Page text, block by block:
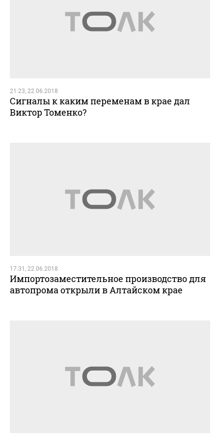
21:23, 22.06.2018
Сигналы к каким переменам в крае дал
Виктор Томенко?
17:31, 22.06.2018
Импортозаместительное производство для
автопрома открыли в Алтайском крае